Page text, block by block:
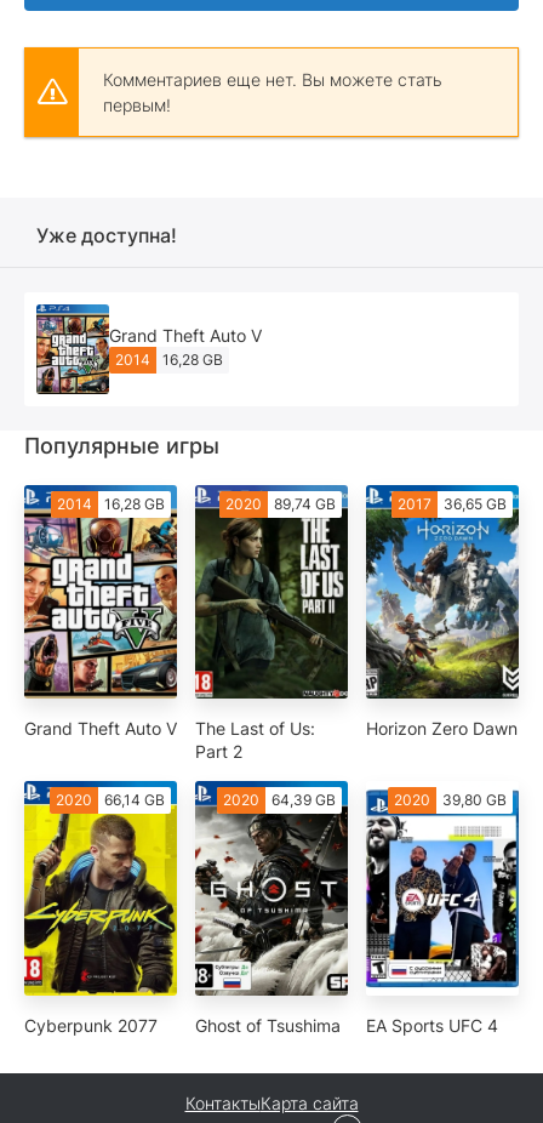
Комментариев еще нет. Вы можете стать
первым!
Уже доступна!
Grand Theft Auto V
2014 16,28 GB
Популярные игры
2014 16,28 GB
Grand Theft Auto V
2020 89,74 GB
The Last of Us:
Part 2
2017 36,65 GB
Horizon Zero Dawn
2020 66,14 GB
Cyberpunk 2077
2020 64,39 GB
Ghost of Tsushima
2020 39,80 GB
EA Sports UFC 4
КонтактыКарта сайта